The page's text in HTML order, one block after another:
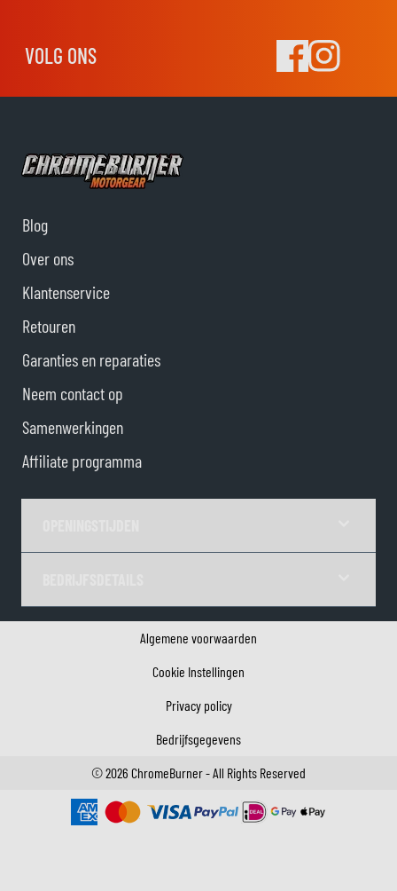
VOLG ONS
Blog
Over ons
Klantenservice
Retouren
Garanties en reparaties
Neem contact op
Samenwerkingen
Affiliate programma
Algemene voorwaarden
Cookie Instellingen
Privacy policy
Bedrijfsgegevens
©2026 ChromeBurner - All Rights Reserved